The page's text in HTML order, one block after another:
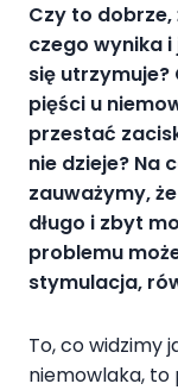
Czy to dobrze,
czego wynika
się
pięści u
przestać
nie dzieje? Na
zauważymy, że
długo i zbyt
problemu
stymulacja,
To, co widzimy
niemowlaka, to